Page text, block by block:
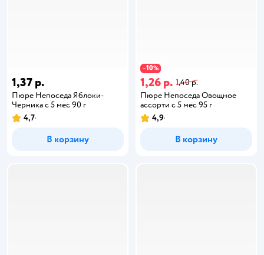
1,37 р.
Пюре Непоседа Яблоки-
Черника с 5 мес 90 г
4,7
В корзину
−10%
1,26 р. 1,40 р.
Пюре Непоседа Овощное
ассорти с 5 мес 95 г
4,9
В корзину